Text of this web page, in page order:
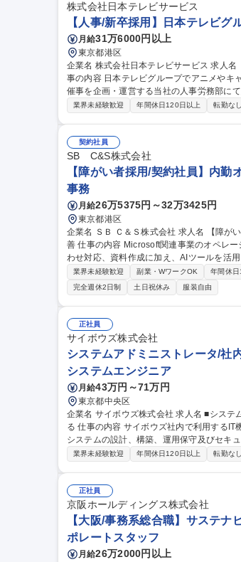
株式会社日本テレビサービス
【人事/新卒採用】日本テレビ
月給31万6000円以上
東京都港区
企業名 株式会社日本テレビサービス 求人名 【人事/新卒採用】日本テレビグループ/上流の制度設計も目指せる 仕
事の内容 日本テレビグループでアニメやキ
催事を企画・運営する当社の人事労務部にて新卒
画・運用（大学訪問、説明会の企画・実施
徴】海外向けIPやグッズの売り上げなどが
設計が重要。将来的には社員育成制度の企画・運用や人事制度
レビグループ/上流の制度設計も目指せる
業界未経験歓迎 年間休日120日以上 転勤なし
契約社員
SB C&S株式会社
【障がい者採用/契約社員】内
事務
月給26万5375円～32万3425円
東京都港区
企業名 ＳＢ Ｃ＆Ｓ株式会社 求人名 【障がい者採用/契約社員】内勤オペレーション(Microsoft製品担当)・業務改
善 仕事の内容 Microsoft関連事業のオペレーション業務を担当。データ入力、受注・見積・納期調整、社内問い合
わせ対応、資料作成に加え、AIツールを活用した業務改善にも携
積作成・納期調整/社内営業からの問い合
Copilot、ChatGPT等)を活用したAIエージ
用しています。障がい配慮に関する面談や在宅
【障がい者採用/契約社員】内勤オペレーシ
業界未経験歓迎 副業・WワークOK 年間休
完全週休2日制
土日祝休み 服装自由
正社員
サイボウズ株式会社
システムアドミニストレータ/社
システムエンジニア
月給43万円～71万円
東京都中央区
企業名 サイボウズ株式会社 求人名 ■システムアドミニストレータ/社内SE/100人100通りのマッチングをITで支え
る 仕事の内容 サイボウズ社内で利用するIT機器や情報システムの企画・設計・調達・運用を担っています。情報
システムの設計、構築、運用保守及びセキ
【業務内容】■サイボウズの働き方を支え
※当社の企業理念を実現するための社内環
でも、どこでも、誰とでも、最高の仕事ができるITを
ドミニストレータ/社内SE/100人100通りの
業界未経験歓迎 年間休日120日以上 転勤なし
正社員
京阪ホールディングス株式会社
【大阪/事務系総合職】サステ
ポレートスタッフ
月給26万2000円以上